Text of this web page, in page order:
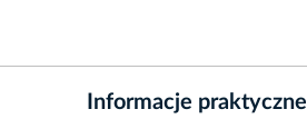
Informacje praktyczne